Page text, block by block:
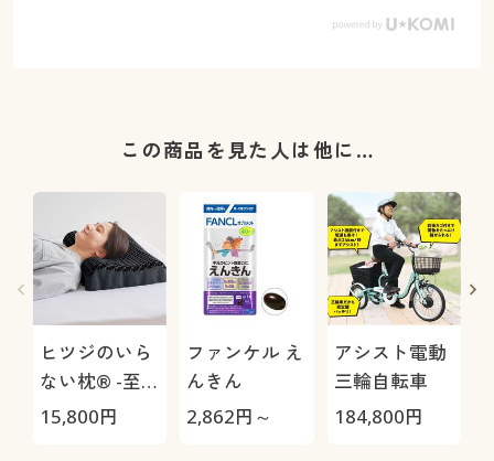
この商品を見た人は他に…
ヒツジのいら
ない枕® -至
極-
15,800円
ファンケル え
んきん
2,862円～
アシスト電動
三輪自転車
184,800円